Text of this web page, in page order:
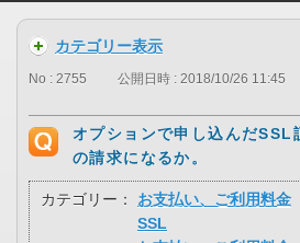
カテゴリー表示
No : 2755 公開日時 : 2018/10/26 11:45
オプションで申し込んだSSL
の請求になるか。
カテゴリー：
お支払い、ご利用料金
SSL